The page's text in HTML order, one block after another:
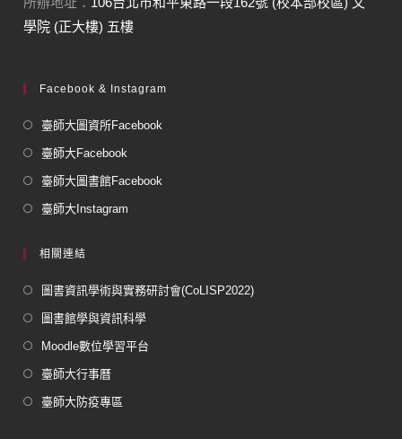
學院 (正大樓) 五樓
Facebook & Instagram
臺師大圖資所Facebook
臺師大Facebook
臺師大圖書館Facebook
臺師大Instagram
相關連結
圖書資訊學術與實務研討會(CoLISP2022)
圖書館學與資訊科學
Moodle數位學習平台
臺師大行事曆
臺師大防疫專區